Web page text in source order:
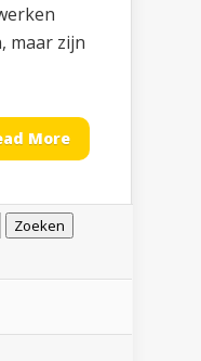
maar zijn
More